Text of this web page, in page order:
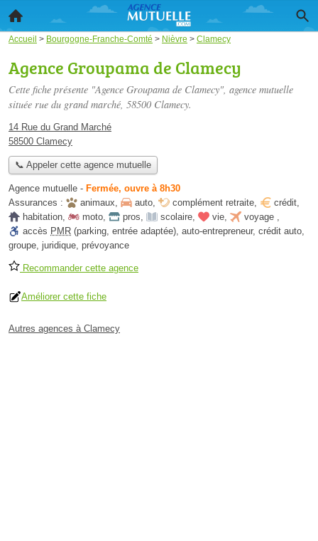
Accueil > Bourgogne-Franche-Comté > Nièvre > Clamecy
Agence Groupama de Clamecy
Cette fiche présente "Agence Groupama de Clamecy", agence mutuelle
située rue du grand marché, 58500 Clamecy.
14 Rue du Grand Marché
58500 Clamecy
📞 Appeler cette agence mutuelle
Agence mutuelle - Fermée, ouvre à 8h30
Assurances :
animaux, auto, complément retraite, crédit,
habitation, moto, pros, scolaire, vie, voyage ,
accès PMR (parking, entrée adaptée), auto-entrepreneur, crédit auto,
groupe, juridique, prévoyance
Recommander cette agence
Améliorer cette fiche
Autres agences à Clamecy